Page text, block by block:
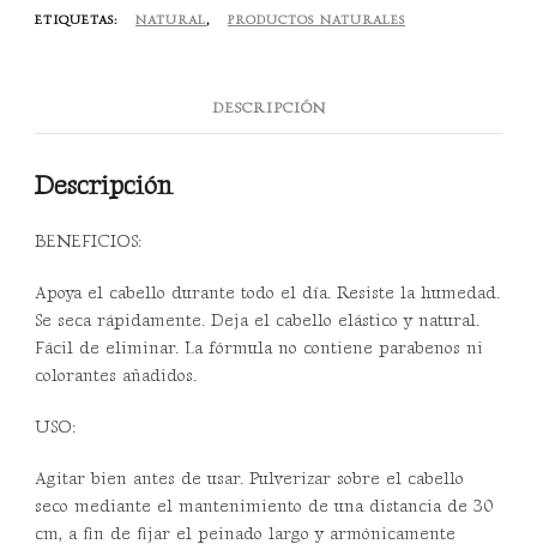
ETIQUETAS: NATURAL, PRODUCTOS NATURALES
DESCRIPCIÓN
Descripción
BENEFICIOS:
Apoya el cabello durante todo el día. Resiste la humedad.
Se seca rápidamente. Deja el cabello elástico y natural.
Fácil de eliminar. La fórmula no contiene parabenos ni
colorantes añadidos.
USO:
Agitar bien antes de usar. Pulverizar sobre el cabello
seco mediante el mantenimiento de una distancia de 30
cm, a fin de fijar el peinado largo y armónicamente